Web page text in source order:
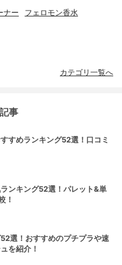
ナー フェロモン香水
カテゴリ一覧へ
事
すめランキング52選！口コミ
ンキング52選！パレット&単
！
選！おすすめのプチプラや速
を紹介！